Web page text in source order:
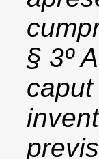
§ 3º